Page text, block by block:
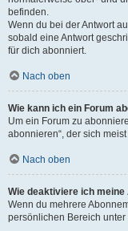
befinden.
Wenn du bei der Antwort
sobald eine Antwort
für dich abonniert.
Nach oben
Wie kann ich ein Forum
Um ein Forum zu
abonnieren“, der sich
Nach oben
Wie deaktiviere ich
Wenn du mehrere
persönlichen Bereich unter